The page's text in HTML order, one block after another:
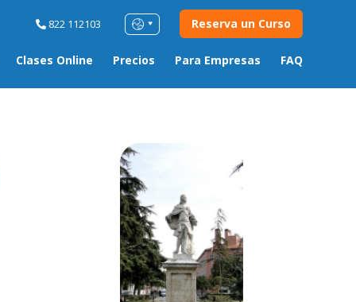
Clases Online Precios Para Empresas FAQ
822 112103 Reserva un Curso